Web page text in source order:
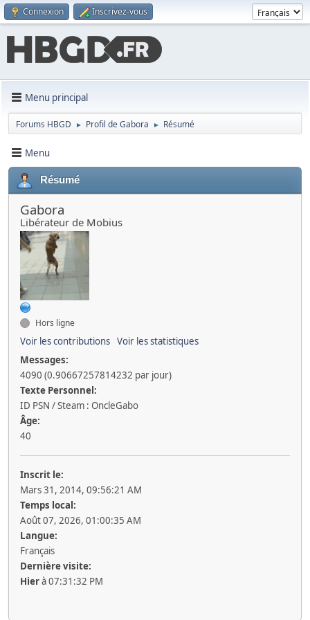
Connexion Inscrivez-vous
Menu principal
Forums HBGD ► Profil de Gabora ► Résumé
Menu
Résumé
Gabora
Libérateur de Mobius
Hors ligne
Voir les contributions Voir les statistiques
Messages:
4090 (0.90667257814232 par jour)
Texte Personnel:
ID PSN / Steam : OncleGabo
Âge:
40
Inscrit le:
Mars 31, 2014, 09:56:21 AM
Temps local:
Août 07, 2026, 01:00:35 AM
Langue:
Français
Dernière visite:
Hierà 07:31:32 PM